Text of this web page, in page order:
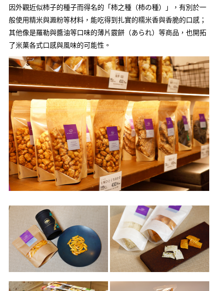
因外觀近似柿子的種子而得名的「柿之種（柿の種）」，有別於一
般使用精米與澱粉等材料，能吃得到扎實的糯米香與香脆的口感；
其他像是羅勒與醬油等口味的薄片霰餅（あられ）等商品，也開拓
了米菓各式口感與風味的可能性。